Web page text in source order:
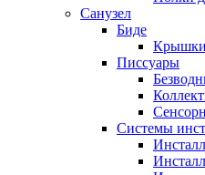
Санузел
Биде
Крышки
Писсуары
Системы